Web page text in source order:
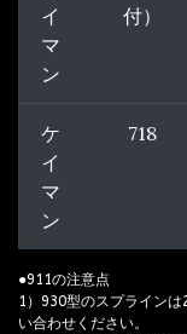
イ
マ
ン
付）
ケ
イ
マ
ン
718
●911の注意点
1）930型のスプライン
い合わせください。